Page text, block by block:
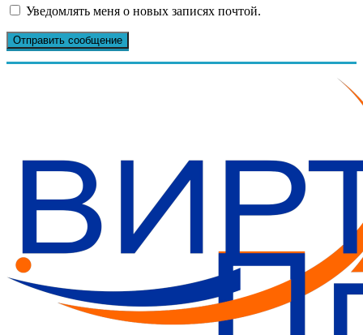
Уведомлять меня о новых записях почтой.